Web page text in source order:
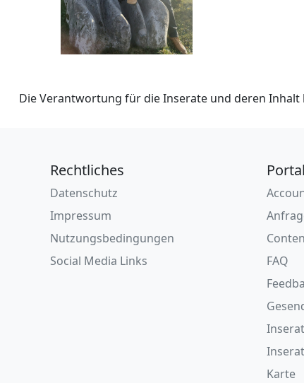
Die Verantwortung für die Inserate und deren
Rechtliches
Datenschutz
Impressum
Nutzungsbedingungen
Social Media Links
Portal
FAQ
Karte